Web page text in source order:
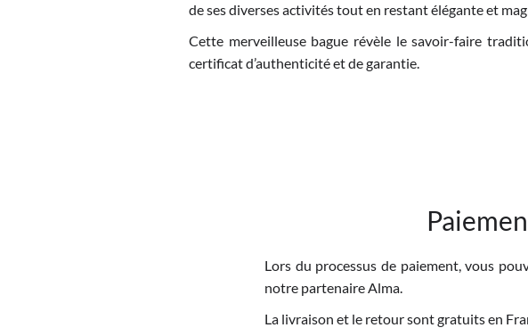
de ses diverses activités tout en restant élégante et
Cette merveilleuse bague révèle le savoir-faire
certificat d’authenticité et de garantie.
Lors du processus de paiement, vous
notre partenaire Alma.
La livraison et le retour sont gratuits en